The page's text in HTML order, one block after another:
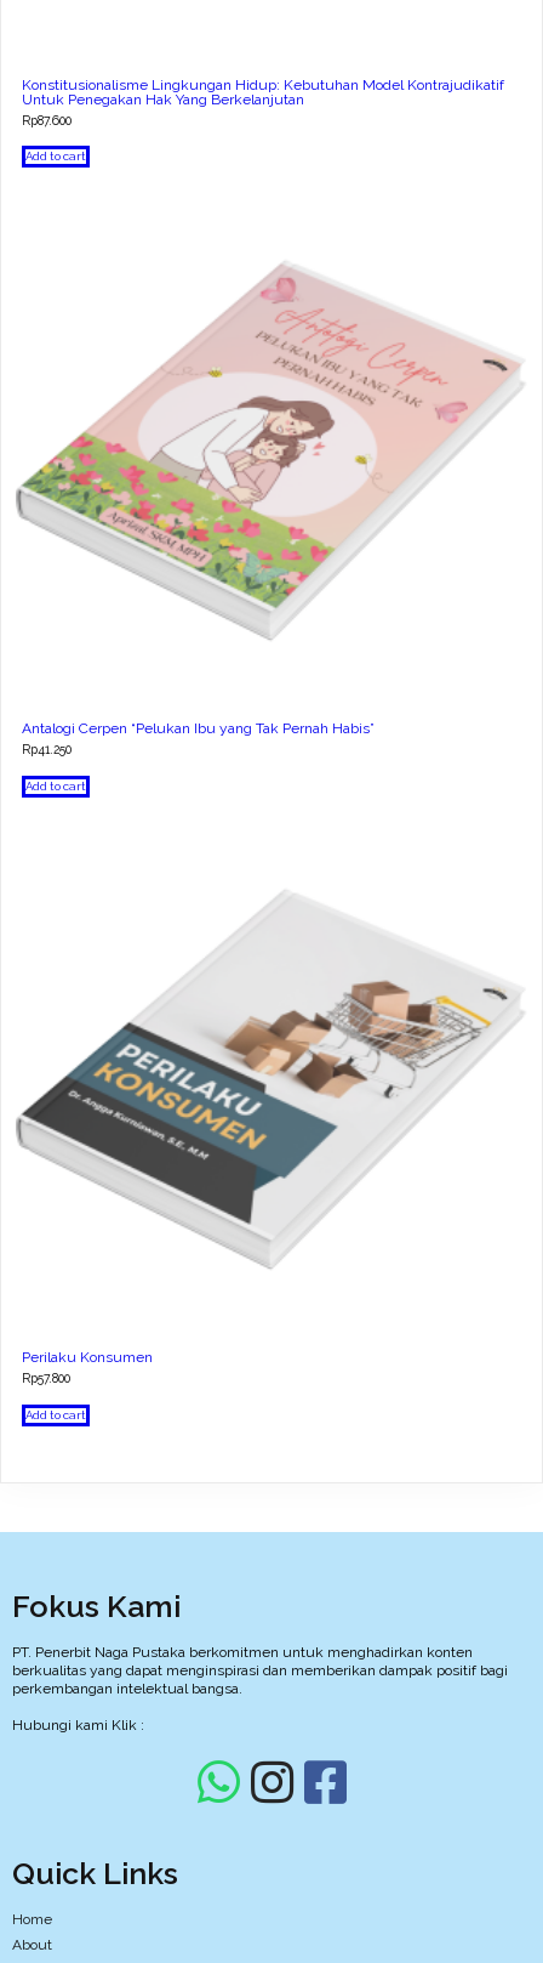
Konstitusionalisme Lingkungan Hidup: Kebutuhan Model Kontrajudikatif
Untuk Penegakan Hak Yang Berkelanjutan
Rp87.600
Add to cart
Antalogi Cerpen “Pelukan Ibu yang Tak Pernah Habis”
Rp41.250
Add to cart
Perilaku Konsumen
Rp57.800
Add to cart
Fokus Kami
PT. Penerbit Naga Pustaka berkomitmen untuk menghadirkan konten
berkualitas yang dapat menginspirasi dan memberikan dampak positif bagi
perkembangan intelektual bangsa.
Hubungi kami Klik :
Quick Links
Home
About